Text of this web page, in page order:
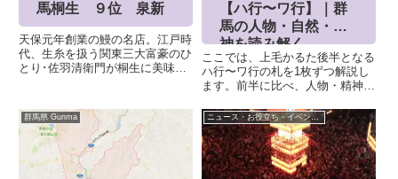
馬桐生 ９位 泉新
天保元年創業の鰻の名店。江戸時
代、生糸を扱う関東三大富豪のひ
とり･佐羽清衛門が桐生に美味い
買継商もうならせてきました。メ
ニューは｢鰻重｣のみ。三河一色
産の鰻を代々伝わる甘めのタレ
で...
【ハ行〜ワ行】｜群
馬の人物・自然・精
神を読み解く
ここでは、上毛かるた後半となる
ハ行〜ワ行の札を1枚ずつ解説し
ます。前半に比べ、人物・精神
多く、群馬県の“内面”がより色濃
く表れています。【ハ】花山公園
つつじの名所館林市にある県立つ
つじが岡公園を詠んだ札。春に...
群馬県 Gunma ニュース・お役立ち・イベント情報